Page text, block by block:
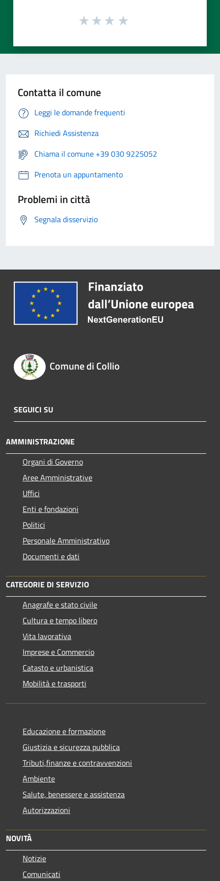
Contatta il comune
Leggi le domande frequenti
Richiedi Assistenza
Chiama il comune +39 030 9225052
Prenota un appuntamento
Problemi in città
Segnala disservizio
Comune di Collio
SEGUICI SU
AMMINISTRAZIONE
Organi di Governo
Aree Amministrative
Uffici
Enti e fondazioni
Politici
Personale Amministrativo
Documenti e dati
CATEGORIE DI SERVIZIO
Anagrafe e stato civile
Cultura e tempo libero
Vita lavorativa
Imprese e Commercio
Catasto e urbanistica
Mobilità e trasporti
Educazione e formazione
Giustizia e sicurezza pubblica
Tributi,finanze e contravvenzioni
Ambiente
Salute, benessere e assistenza
Autorizzazioni
NOVITÀ
Notizie
Comunicati